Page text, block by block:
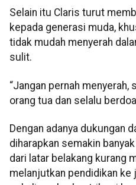
Selain itu Claris turut
kepada generasi muda,
tidak mudah menyerah
sulit.
“Jangan pernah
orang tua dan selalu
Dengan adanya dukungan
diharapkan semakin
dari latar belakang kurang
melanjutkan pendidikan ke